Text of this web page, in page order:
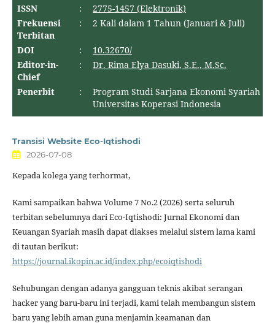
ISSN
:
2775-1457 (Elektronik)
Frekuensi
Terbitan
: 2 Kali dalam 1 Tahun (Januari & Juli)
DOI :
10.32670/
Editor-in-
Chief
: Dr. Rima Elya Dasuki, S.E., M.Sc.
Penerbit :
Program Studi Sarjana Ekonomi Syariah
Universitas Koperasi Indonesia
Transisi Website Eco-Iqtishodi
2026-07-08
Kepada kolega yang terhormat,
Kami sampaikan bahwa Volume 7 No.2 (2026) serta seluruh
terbitan sebelumnya dari Eco-Iqtishodi: Jurnal Ekonomi dan
Keuangan Syariah masih dapat diakses melalui sistem lama kami
di tautan berikut:
https://journal.ikopin.ac.id/index.php/ecoiqtishodi
Sehubungan dengan adanya gangguan teknis akibat serangan
hacker yang baru-baru ini terjadi, kami telah membangun sistem
baru yang lebih aman guna menjamin keamanan dan